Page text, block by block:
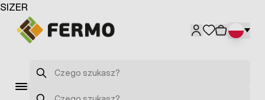
Przejdź do treści
Szukaj
Szukaj
SIZER